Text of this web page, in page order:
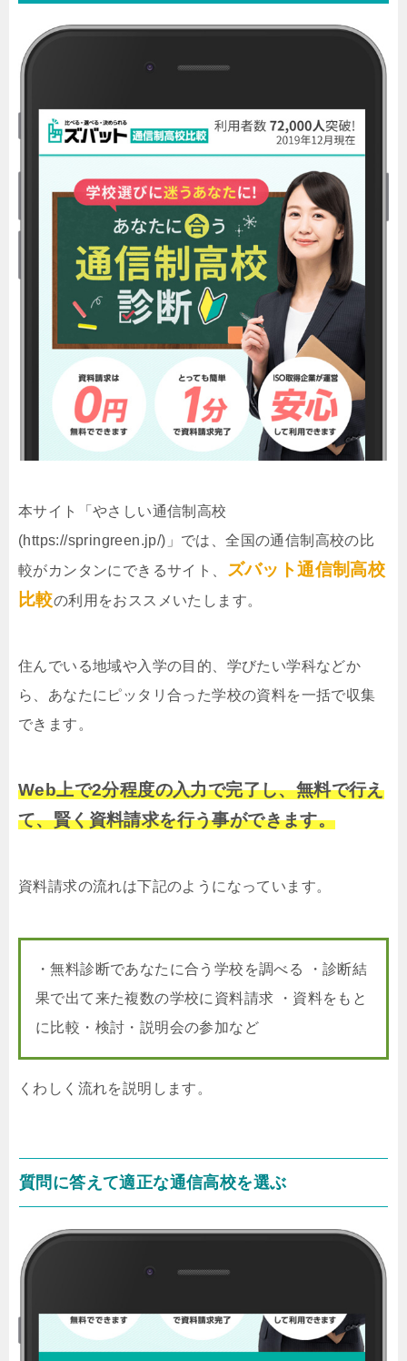
本サイト「やさしい通信制高校
(https://springreen.jp/)」では、全国の通信制高校の比
較がカンタンにできるサイト、
ズバット通信制高校
比較の利用をおススメいたします。
住んでいる地域や入学の目的、学びたい学科などか
ら、あなたにピッタリ合った学校の資料を一括で収集
できます。
Web上で2分程度の入力で完了し、無料で行え
て、賢く資料請求を行う事ができます。
資料請求の流れは下記のようになっています。
・無料診断であなたに合う学校を調べる ・診断結
果で出て来た複数の学校に資料請求 ・資料をもと
に比較・検討・説明会の参加など
くわしく流れを説明します。
質問に答えて適正な通信高校を選ぶ